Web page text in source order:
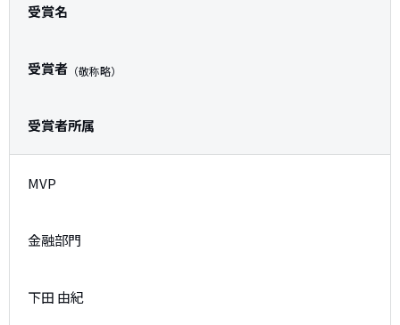
受賞名
受賞者 （敬称略）
受賞者所属
MVP
金融部門
下田 由紀